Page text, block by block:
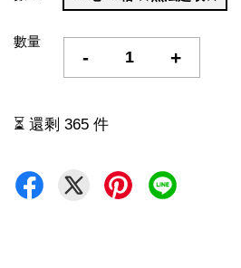
數量
- +
⏳ 還剩 365 件